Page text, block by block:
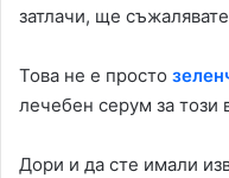
затлачи, ще
Това не е просто
лечебен серум за този
Дори и да сте имали